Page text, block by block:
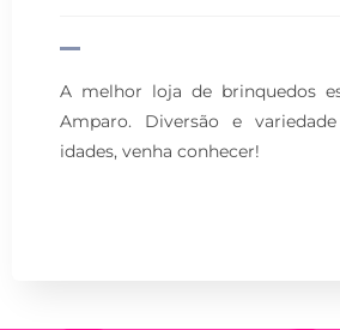
A melhor loja de brinquedos
Amparo. Diversão e
idades, venha conhecer!